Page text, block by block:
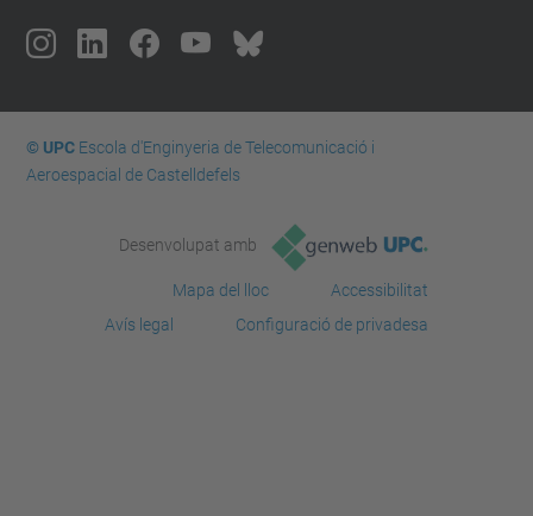
© UPCEscola d'Enginyeria de Telecomunicació i
Aeroespacial de Castelldefels
Desenvolupat amb
Mapa del lloc
Accessibilitat
Avís legal
Configuració de privadesa